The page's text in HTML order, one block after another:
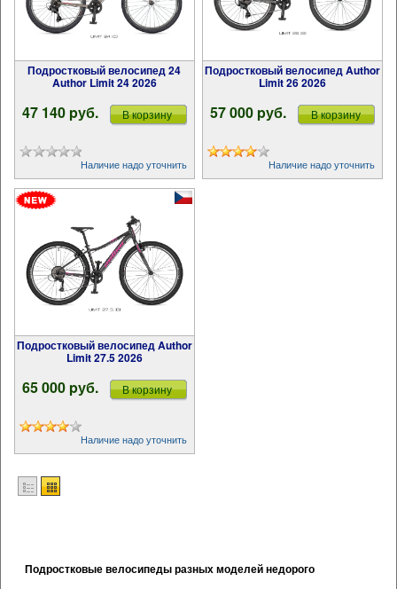
Подростковый велосипед 24
Author Limit 24 2026
47 140 pуб. В корзину
Наличие надо уточнить
Подростковый велосипед Author
Limit 26 2026
57 000 pуб. В корзину
Наличие надо уточнить
Подростковый велосипед Author
Limit 27.5 2026
65 000 pуб. В корзину
Наличие надо уточнить
Подростковые велосипеды разных моделей недорого